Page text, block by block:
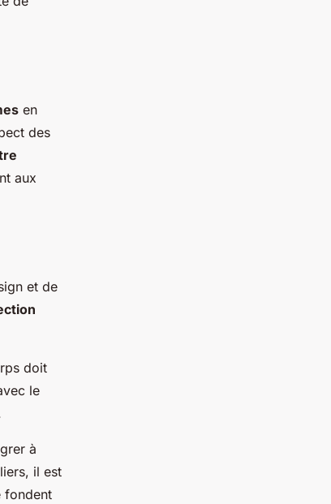
en
des
aux
et de
doit
le
à
il est
fondent